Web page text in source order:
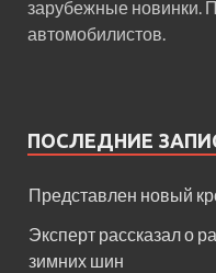
зарубежные новинки.
автомобилистов.
ПОСЛЕДНИЕ
Представлен новый
Эксперт рассказал о
зимних шин